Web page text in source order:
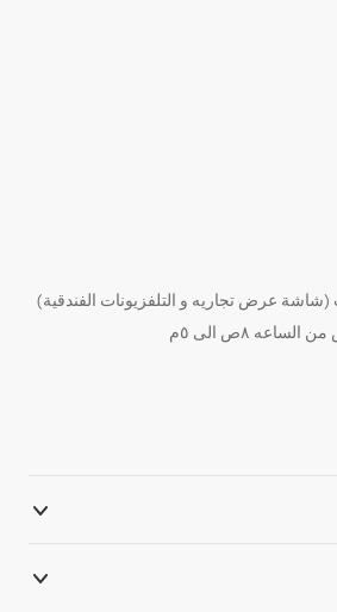
عرض تجاريه و التلفزيونات الفندقية)
٨ص الى ٥م